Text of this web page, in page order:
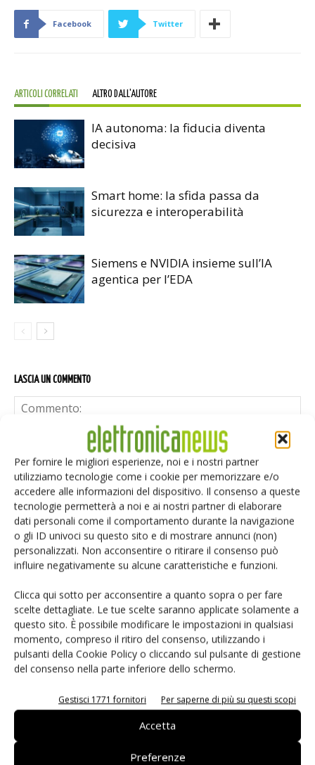
Per fornire le migliori esperienze, noi e i nostri partner
utilizziamo tecnologie come i cookie per memorizzare e/o
accedere alle informazioni del dispositivo. Il consenso a queste
tecnologie permetterà a noi e ai nostri partner di elaborare
dati personali come il comportamento durante la navigazione
o gli ID univoci su questo sito e di mostrare annunci (non)
personalizzati. Non acconsentire o ritirare il consenso può
influire negativamente su alcune caratteristiche e funzioni.
Clicca qui sotto per acconsentire a quanto sopra o per fare
scelte dettagliate. Le tue scelte saranno applicate solamente a
questo sito. È possibile modificare le impostazioni in qualsiasi
momento, compreso il ritiro del consenso, utilizzando i
pulsanti della Cookie Policy o cliccando sul pulsante di gestione
del consenso nella parte inferiore dello schermo.
Gestisci 1771 fornitori Per saperne di più su questi scopi
Accetta
Preferenze
Facebook Twitter
ARTICOLI CORRELATI ALTRO DALL'AUTORE
IA autonoma: la fiducia diventa
decisiva
Smart home: la sfida passa da
sicurezza e interoperabilità
Siemens e NVIDIA insieme sull’IA
agentica per l’EDA
LASCIA UN COMMENTO
Salva il mio nome, email e sito web in questo browser per i
prossimi commenti.